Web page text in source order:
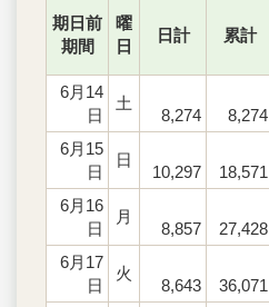
期日前
期間
曜
日
日計 累計
6月14
日
土
8,274 8,274
6月15
日
日
10,297 18,571
6月16
日
月
8,857 27,428
6月17
日
火
8,643 36,071